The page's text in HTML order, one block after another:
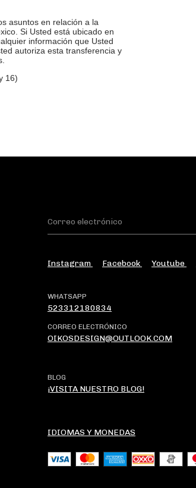
asuntos en relación a la
Si Usted está ubicado en
información que Usted
autoriza esta transferencia y
16)
Instagram Facebook Youtube
WHATSAPP
523312180834
CORREO ELECTRÓNICO
OIKOSDESIGN@OUTLOOK.COM
BLOG
¡VISITA NUESTRO BLOG!
IDIOMAS Y MONEDAS